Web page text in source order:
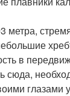
метра,
в
сюда,